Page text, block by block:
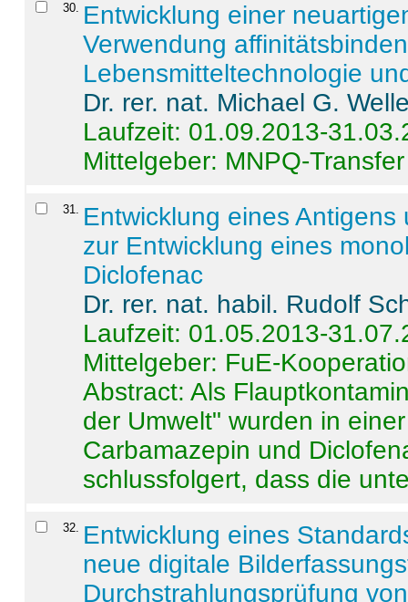
30. Entwicklung einer
Verwendung
Lebensmitteltechnologie
Dr. rer. nat. Michael G.
Laufzeit: 01.09.2013-
Mittelgeber: MNPQ-Transfer
31. Entwicklung eines
zur Entwicklung eines
Diclofenac
Dr. rer. nat. habil. Rudolf
Laufzeit: 01.05.2013-
Mittelgeber: FuE-
Abstract:Als
der Umwelt" wurden in
Carbamazepin und
schlussfolgert, dass die
32. Entwicklung eines
neue digitale
Durchstrahlungsprüfung